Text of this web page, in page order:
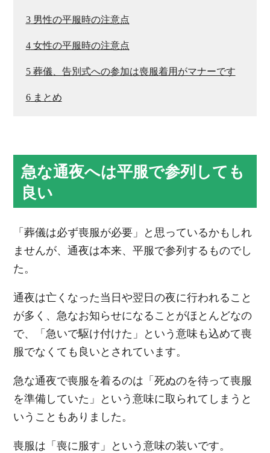
3男性の平服時の注意点
4女性の平服時の注意点
5葬儀、告別式への参加は喪服着用がマナーです
6まとめ
急な通夜へは平服で参列しても
良い
「葬儀は必ず喪服が必要」と思っているかもしれ
ませんが、通夜は本来、平服で参列するものでし
た。
通夜は亡くなった当日や翌日の夜に行われること
が多く、急なお知らせになることがほとんどなの
で、「急いで駆け付けた」という意味も込めて喪
服でなくても良いとされています。
急な通夜で喪服を着るのは「死ぬのを待って喪服
を準備していた」という意味に取られてしまうと
いうこともありました。
喪服は「喪に服す」という意味の装いです。